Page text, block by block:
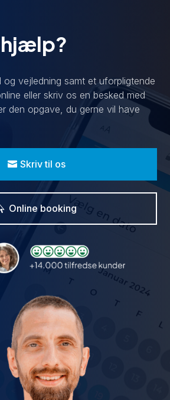
hjælp?
og vejledning samt et uforpligtende
eller skriv os en besked med
den opgave, du gerne vil have
Skriv til os
Online booking